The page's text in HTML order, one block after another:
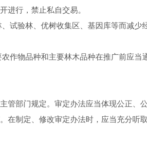
进行，禁止私自交易。
试验林、优树收集区、基因库等而减
作物品种和主要林木品种在推广前应当
管部门规定。审定办法应当体现公正、
在制定、修改审定办法时，应当充分听